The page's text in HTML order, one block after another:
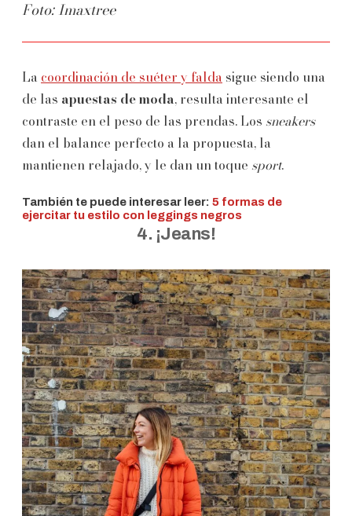
Foto: Imaxtree
La coordinación de suéter y falda sigue siendo una
de las apuestas de moda, resulta interesante el
contraste en el peso de las prendas. Los sneakers
dan el balance perfecto a la propuesta, la
mantienen relajado, y le dan un toque sport.
También te puede interesar leer: 5 formas de
ejercitar tu estilo con leggings negros
4. ¡Jeans!